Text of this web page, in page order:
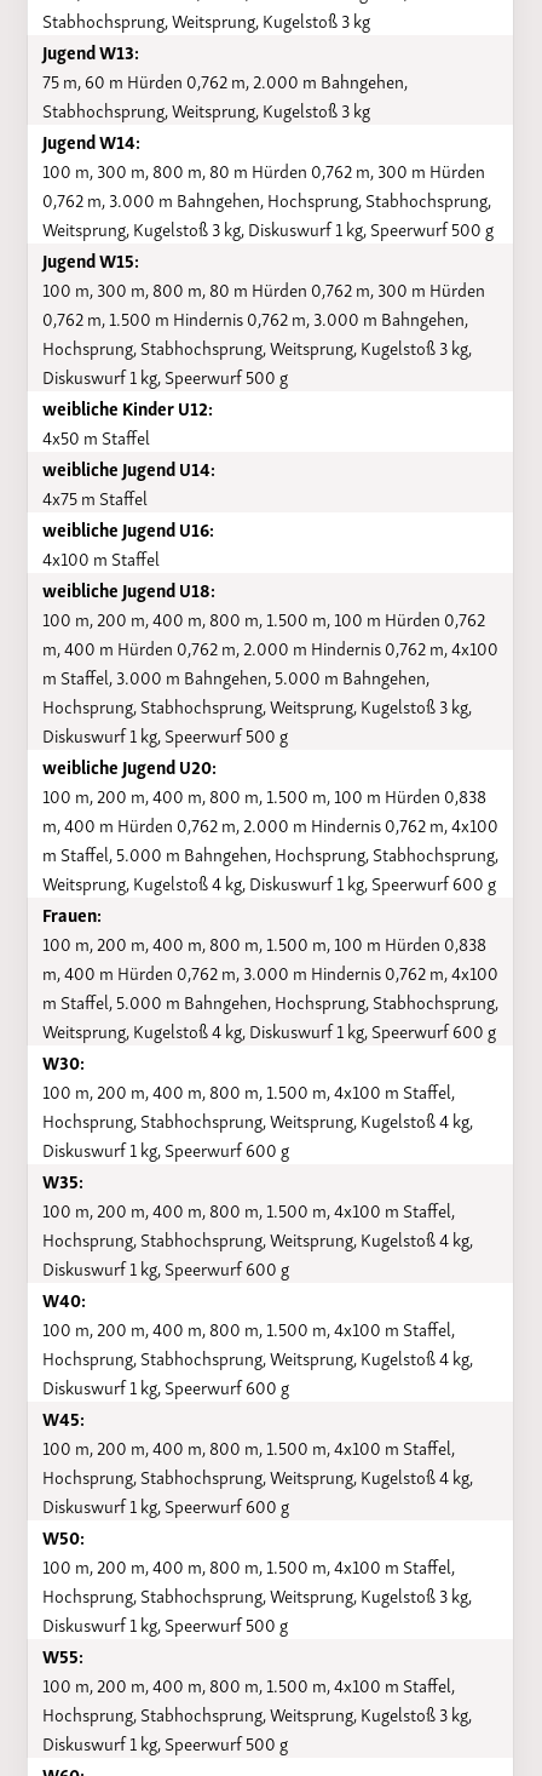
Stabhochsprung, Weitsprung, Kugelstoß 3 kg
Jugend W13:
75 m, 60 m Hürden 0,762 m, 2.000 m Bahngehen,
Stabhochsprung, Weitsprung, Kugelstoß 3 kg
Jugend W14:
100 m, 300 m, 800 m, 80 m Hürden 0,762 m, 300 m Hürden
0,762 m, 3.000 m Bahngehen, Hochsprung, Stabhochsprung,
Weitsprung, Kugelstoß 3 kg, Diskuswurf 1 kg, Speerwurf 500 g
Jugend W15:
100 m, 300 m, 800 m, 80 m Hürden 0,762 m, 300 m Hürden
0,762 m, 1.500 m Hindernis 0,762 m, 3.000 m Bahngehen,
Hochsprung, Stabhochsprung, Weitsprung, Kugelstoß 3 kg,
Diskuswurf 1 kg, Speerwurf 500 g
weibliche Kinder U12:
4x50 m Staffel
weibliche Jugend U14:
4x75 m Staffel
weibliche Jugend U16:
4x100 m Staffel
weibliche Jugend U18:
100 m, 200 m, 400 m, 800 m, 1.500 m, 100 m Hürden 0,762
m, 400 m Hürden 0,762 m, 2.000 m Hindernis 0,762 m, 4x100
m Staffel, 3.000 m Bahngehen, 5.000 m Bahngehen,
Hochsprung, Stabhochsprung, Weitsprung, Kugelstoß 3 kg,
Diskuswurf 1 kg, Speerwurf 500 g
weibliche Jugend U20:
100 m, 200 m, 400 m, 800 m, 1.500 m, 100 m Hürden 0,838
m, 400 m Hürden 0,762 m, 2.000 m Hindernis 0,762 m, 4x100
m Staffel, 5.000 m Bahngehen, Hochsprung, Stabhochsprung,
Weitsprung, Kugelstoß 4 kg, Diskuswurf 1 kg, Speerwurf 600 g
Frauen:
100 m, 200 m, 400 m, 800 m, 1.500 m, 100 m Hürden 0,838
m, 400 m Hürden 0,762 m, 3.000 m Hindernis 0,762 m, 4x100
m Staffel, 5.000 m Bahngehen, Hochsprung, Stabhochsprung,
Weitsprung, Kugelstoß 4 kg, Diskuswurf 1 kg, Speerwurf 600 g
W30:
100 m, 200 m, 400 m, 800 m, 1.500 m, 4x100 m Staffel,
Hochsprung, Stabhochsprung, Weitsprung, Kugelstoß 4 kg,
Diskuswurf 1 kg, Speerwurf 600 g
W35:
100 m, 200 m, 400 m, 800 m, 1.500 m, 4x100 m Staffel,
Hochsprung, Stabhochsprung, Weitsprung, Kugelstoß 4 kg,
Diskuswurf 1 kg, Speerwurf 600 g
W40:
100 m, 200 m, 400 m, 800 m, 1.500 m, 4x100 m Staffel,
Hochsprung, Stabhochsprung, Weitsprung, Kugelstoß 4 kg,
Diskuswurf 1 kg, Speerwurf 600 g
W45:
100 m, 200 m, 400 m, 800 m, 1.500 m, 4x100 m Staffel,
Hochsprung, Stabhochsprung, Weitsprung, Kugelstoß 4 kg,
Diskuswurf 1 kg, Speerwurf 600 g
W50:
100 m, 200 m, 400 m, 800 m, 1.500 m, 4x100 m Staffel,
Hochsprung, Stabhochsprung, Weitsprung, Kugelstoß 3 kg,
Diskuswurf 1 kg, Speerwurf 500 g
W55:
100 m, 200 m, 400 m, 800 m, 1.500 m, 4x100 m Staffel,
Hochsprung, Stabhochsprung, Weitsprung, Kugelstoß 3 kg,
Diskuswurf 1 kg, Speerwurf 500 g